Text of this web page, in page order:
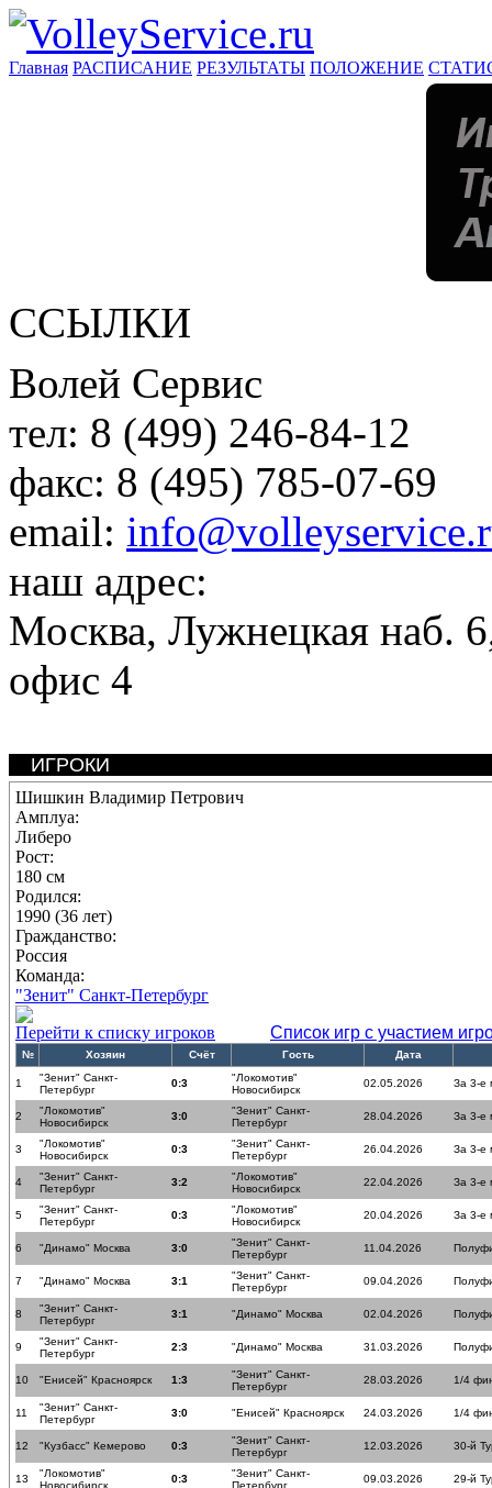
Главная РАСПИСАНИЕ РЕЗУЛЬТАТЫ ПОЛОЖЕНИЕ
ССЫЛКИ
Волей Сервис
тел: 8 (499) 246-84-12
факс: 8 (495) 785-07-69
email:
наш адрес:
Москва, Лужнецкая наб.
офис 4
ИГРОКИ
Шишкин Владимир Петрович
Амплуа:
Либеро
Рост:
180 см
Родился:
1990 (36 лет)
Гражданство:
Россия
Команда:
"Зенит" Санкт-Петербург
Перейти к списку игроков
Список игр с участием
№ Хозяин Счёт Гость Дата
1
"Зенит" Санкт-
Петербург
0:3
"Локомотив"
Новосибирск
02.05.2026 За 3-е
2
"Локомотив"
Новосибирск
3:0
"Зенит" Санкт-
Петербург
28.04.2026 За 3-е
3
"Локомотив"
Новосибирск
0:3
"Зенит" Санкт-
Петербург
26.04.2026 За 3-е
4
"Зенит" Санкт-
Петербург
3:2
"Локомотив"
Новосибирск
22.04.2026 За 3-е
5
"Зенит" Санкт-
Петербург
0:3
"Локомотив"
Новосибирск
20.04.2026 За 3-е
6 "Динамо" Москва 3:0
"Зенит" Санкт-
Петербург
11.04.2026
7 "Динамо" Москва 3:1
"Зенит" Санкт-
Петербург
09.04.2026
8
"Зенит" Санкт-
Петербург
3:1 "Динамо" Москва 02.04.2026
9
"Зенит" Санкт-
Петербург
2:3 "Динамо" Москва 31.03.2026
10 "Енисей" Красноярск 1:3
"Зенит" Санкт-
Петербург
28.03.2026 1/4
11
"Зенит" Санкт-
Петербург
3:0 "Енисей" Красноярск 24.03.2026 1/4
12 "Кузбасс" Кемерово 0:3
"Зенит" Санкт-
Петербург
12.03.2026 30-й
13
"Локомотив"
Новосибирск
0:3
"Зенит" Санкт-
Петербург
09.03.2026 29-й